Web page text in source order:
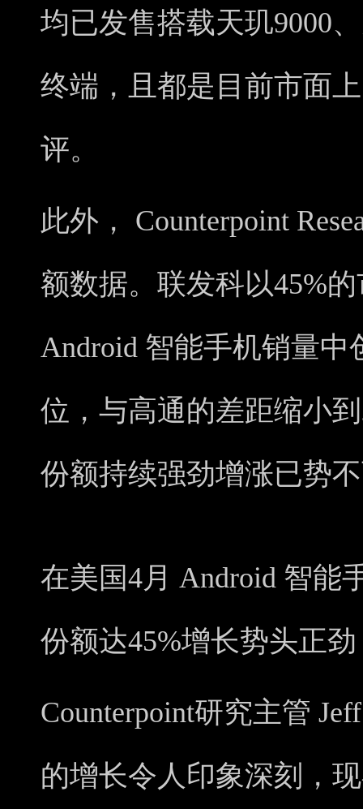
均已发售搭载天玑9000
终端，且都是目前市面
评。
此外， Counterpoint
额数据。联发科以45%
Android 智能手机销量
位，与高通的差距缩小
份额持续强劲增涨已势
在美国4月 Android 智能
份额达45%增长势头正
Counterpoint研究主管
的增长令人印象深刻，